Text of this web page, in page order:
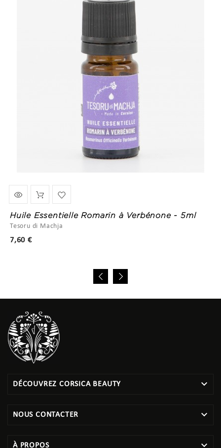
Huile Essentielle Romarin à Verbénone - 5ml
Tesoru di Machja
7,60 €
DÉCOUVREZ CORSICA BEAUTY 
NOUS CONTACTER 
À PROPOS 